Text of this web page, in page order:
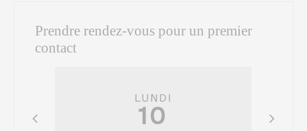
Prendre rendez-vous pour un premier
contact
LUNDI
10